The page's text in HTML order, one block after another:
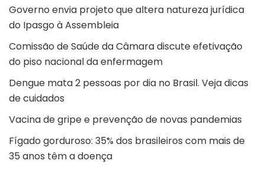
Governo envia projeto que altera natureza jurídica
do Ipasgo à Assembleia
Comissão de Saúde da Câmara discute efetivação
do piso nacional da enfermagem
Dengue mata 2 pessoas por dia no Brasil. Veja dicas
de cuidados
Vacina de gripe e prevenção de novas pandemias
Fígado gorduroso: 35% dos brasileiros com mais de
35 anos têm a doença